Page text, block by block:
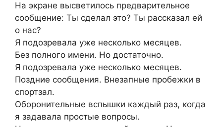
На экране высветилось предварительное
сообщение: Ты сделал это? Ты рассказал ей
о нас?
Я подозревала уже несколько месяцев.
Без полного имени. Но достаточно.
Я подозревала уже несколько месяцев.
Поздние сообщения. Внезапные пробежки в
спортзал.
Оборонительные вспышки каждый раз, когда
я задавала простые вопросы.